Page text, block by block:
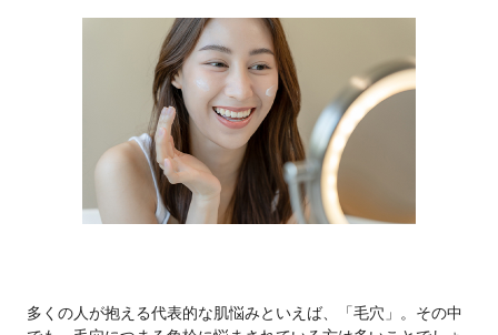
多くの人が抱える代表的な肌悩みといえば、「毛穴」。その中